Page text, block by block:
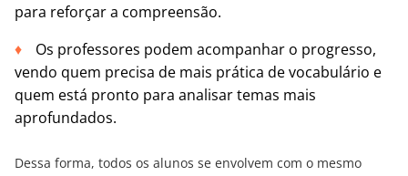
para reforçar a compreensão.
Os professores podem acompanhar o progresso,
vendo quem precisa de mais prática de vocabulário e
quem está pronto para analisar temas mais
aprofundados.
Dessa forma, todos os alunos se envolvem com o mesmo